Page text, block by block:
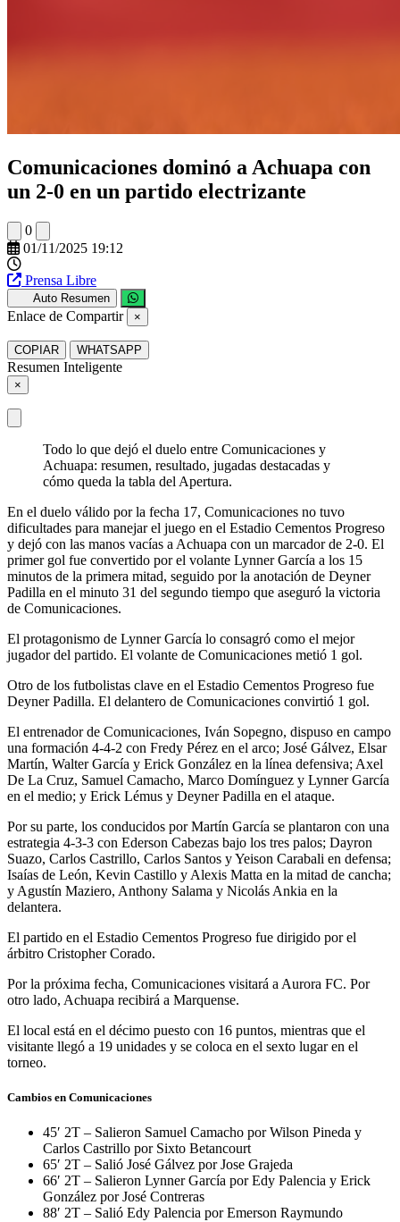
Comunicaciones dominó a Achuapa con
un 2-0 en un partido electrizante
0
01/11/2025 19:12
Prensa Libre
Auto Resumen
Enlace de Compartir ×
COPIAR WHATSAPP
Resumen Inteligente
×
Todo lo que dejó el duelo entre Comunicaciones y
Achuapa: resumen, resultado, jugadas destacadas y
cómo queda la tabla del Apertura.
En el duelo válido por la fecha 17, Comunicaciones no tuvo
dificultades para manejar el juego en el Estadio Cementos Progreso
y dejó con las manos vacías a Achuapa con un marcador de 2-0. El
primer gol fue convertido por el volante Lynner García a los 15
minutos de la primera mitad, seguido por la anotación de Deyner
Padilla en el minuto 31 del segundo tiempo que aseguró la victoria
de Comunicaciones.
El protagonismo de Lynner García lo consagró como el mejor
jugador del partido. El volante de Comunicaciones metió 1 gol.
Otro de los futbolistas clave en el Estadio Cementos Progreso fue
Deyner Padilla. El delantero de Comunicaciones convirtió 1 gol.
El entrenador de Comunicaciones, Iván Sopegno, dispuso en campo
una formación 4-4-2 con Fredy Pérez en el arco; José Gálvez, Elsar
Martín, Walter García y Erick González en la línea defensiva; Axel
De La Cruz, Samuel Camacho, Marco Domínguez y Lynner García
en el medio; y Erick Lémus y Deyner Padilla en el ataque.
Por su parte, los conducidos por Martín García se plantaron con una
estrategia 4-3-3 con Ederson Cabezas bajo los tres palos; Dayron
Suazo, Carlos Castrillo, Carlos Santos y Yeison Carabali en defensa;
Isaías de León, Kevin Castillo y Alexis Matta en la mitad de cancha;
y Agustín Maziero, Anthony Salama y Nicolás Ankia en la
delantera.
El partido en el Estadio Cementos Progreso fue dirigido por el
árbitro Cristopher Corado.
Por la próxima fecha, Comunicaciones visitará a Aurora FC. Por
otro lado, Achuapa recibirá a Marquense.
El local está en el décimo puesto con 16 puntos, mientras que el
visitante llegó a 19 unidades y se coloca en el sexto lugar en el
torneo.
Cambios en Comunicaciones
45′ 2T – Salieron Samuel Camacho por Wilson Pineda y
Carlos Castrillo por Sixto Betancourt
65′ 2T – Salió José Gálvez por Jose Grajeda
66′ 2T – Salieron Lynner García por Edy Palencia y Erick
González por José Contreras
88′ 2T – Salió Edy Palencia por Emerson Raymundo